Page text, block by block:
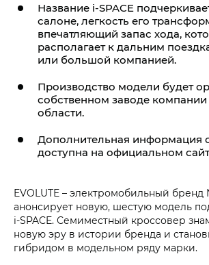
Название i‑SPACE
салоне, легкость его
впечатляющий запас хода,
располагает к дальним
или большой компанией.
Производство модели будет
собственном заводе
области.
Дополнительная информация
доступна на официальном
EVOLUTE – электромобильный
анонсирует новую, шестую модель
i‑SPACE. Семиместный кроссовер
новую эру в истории бренда и
гибридом в модельном ряду марки.